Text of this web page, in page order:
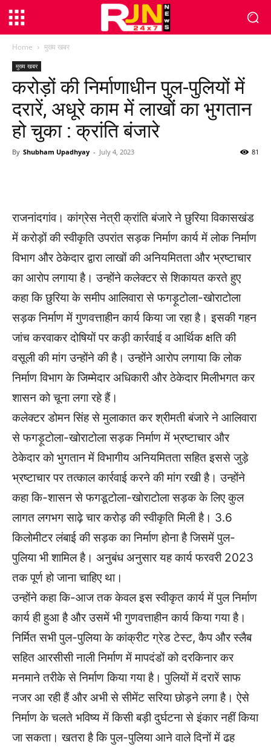
Home मुख्य खबर
मुख्य खबर
करोड़ों की निर्माणाधीन पुल-पुलियों में
दरारें, अधूरे काम में लाखों का भुगतान
हो चुका : क्रांति बंजारे
By Shubham Upadhyay - July 4, 2023 81
राजनांदगांव। कांग्रेस नेत्री क्रांति बंजारे ने छुरिया विकासखंड
में करोड़ों की स्वीकृति उपरांत सड़क निर्माण कार्य में लोक निर्माण
विभाग और ठेकेदार द्वारा लाखों की अनियमितता और भ्रष्टाचार
का आरोप लगाया है। उन्होंने कलेक्टर से शिकायत करते हुए
कहा कि छुरिया के समीप आलिवारा से फगड़ूटोला-खोराटोला
सड़क निर्माण में गुणवत्ताहीन कार्य किया जा रहा है। इसकी गहन
जांच करवाकर दोषियों पर कड़ी कार्रवाई व आर्थिक क्षति की
वसूली की मांग उन्होंने की है। उन्होंने आरोप लगाया कि लोक
निर्माण विभाग के जिम्मेदार अधिकारी और ठेकेदार मिलीभगत कर
शासन को चूना लगा रहे हैं।
कलेक्टर डोमन सिंह से मुलाकात कर श्रीमती बंजारे ने आलिवारा
से फगड़ूटोला-खोराटोला सड़क निर्माण में भ्रष्टाचार और
ठेकेदार को भुगतान में विभागीय अनियमितता सहित इससे जुड़े
भ्रष्टाचार पर तत्काल कार्रवाई करने की मांग रखी है। उन्होंने
कहा कि-शासन से फगडूटोला-खोराटोला सड़क के लिए कुल
लागत लगभग साढ़े चार करोड़ की स्वीकृति मिली है। 3.6
किलोमीटर लंबाई की सड़क का निर्माण होना है जिसमें पुल-
पुलिया भी शामिल है। अनुबंध अनुसार यह कार्य फरवरी 2023
तक पूर्ण हो जाना चाहिए था।
उन्होंने कहा कि-आज तक केवल इस स्वीकृत कार्य में पुल निर्माण
कार्य ही हुआ है और उसमें भी गुणवत्ताहीन कार्य किया गया है।
निर्मित सभी पुल-पुलिया के कांक्रीट ग्रेड टेस्ट, कैप और स्लैब
सहित आरसीसी नाली निर्माण में मापदंडों को दरकिनार कर
मनमाने तरीके से निर्माण किया गया है। पुलियों में दरारें साफ
नजर आ रही हैं और अभी से सीमेंट सरिया छोड़ने लगा है। ऐसे
निर्माण के चलते भविष्य में किसी बड़ी दुर्घटना से इंकार नहीं किया
जा सकता। खतरा है कि पुल-पुलिया आने वाले दिनों में ढह